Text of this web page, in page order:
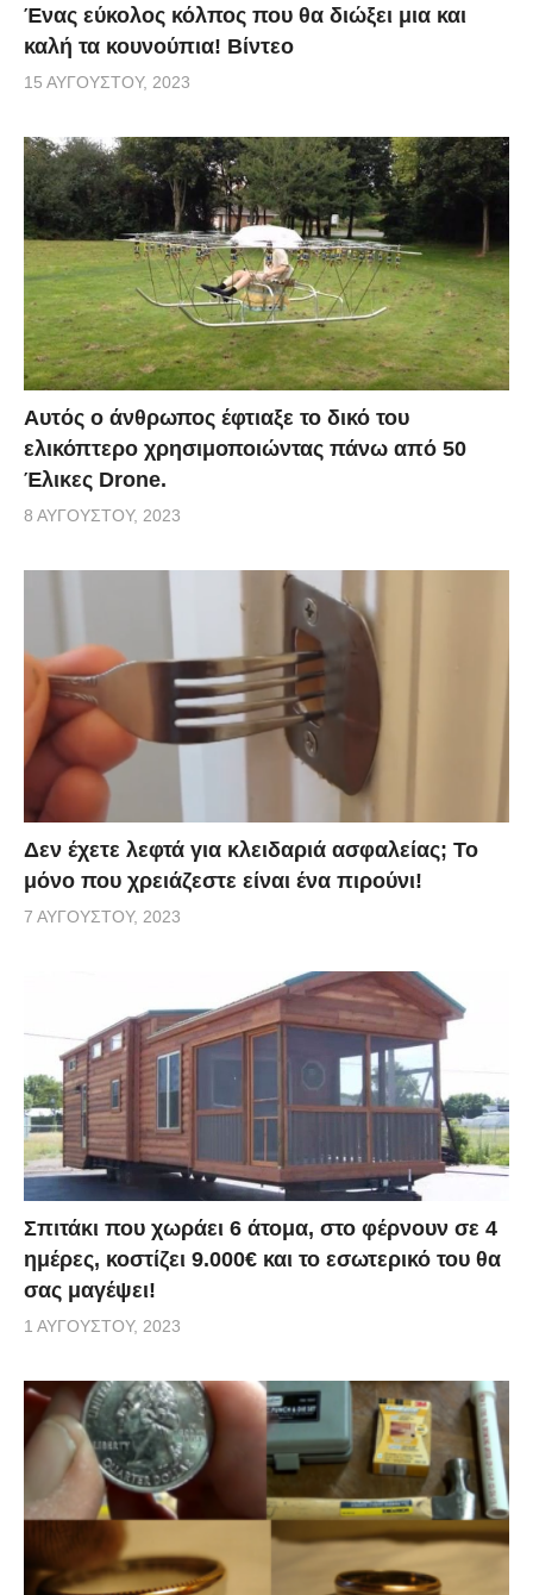
Ένας εύκολος κόλπος που θα διώξει μια και
καλή τα κουνούπια! Βίντεο
15 ΑΥΓΟΎΣΤΟΥ, 2023
Αυτός ο άνθρωπος έφτιαξε το δικό του
ελικόπτερο χρησιμοποιώντας πάνω από 50
Έλικες Drone.
8 ΑΥΓΟΎΣΤΟΥ, 2023
Δεν έχετε λεφτά για κλειδαριά ασφαλείας; Το
μόνο που χρειάζεστε είναι ένα πιρούνι!
7 ΑΥΓΟΎΣΤΟΥ, 2023
Σπιτάκι που χωράει 6 άτομα, στο φέρνουν σε 4
ημέρες, κοστίζει 9.000€ και το εσωτερικό του θα
σας μαγέψει!
1 ΑΥΓΟΎΣΤΟΥ, 2023